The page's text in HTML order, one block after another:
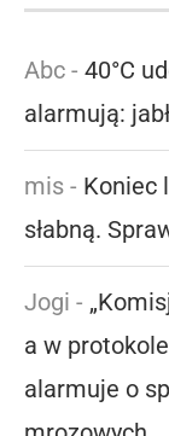
Abc - 40°C
alarmują:
mis - Koniec
słabną.
Jogi -
a w
alarmuje o